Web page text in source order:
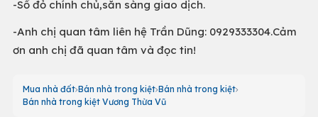
-Sổ đỏ chính chủ,sẵn sàng giao dịch.
-Anh chị quan tâm liên hệ Trần Dũng: 0929333304.Cảm
ơn anh chị đã quan tâm và đọc tin!
Mua nhà đất Bán nhà trong kiệt Bán nhà trong kiệt
Bán nhà trong kiệt Vương Thừa Vũ